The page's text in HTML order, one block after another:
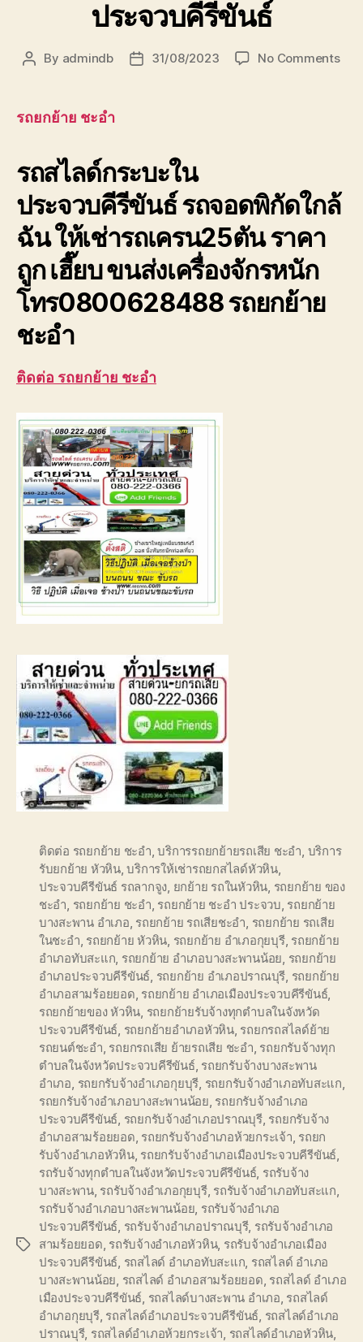
ประจวบคีรีขันธ์
Post
By admindb
Post31/08/2023 No Commentson
กระ
ใน
รถยกย้าย ชะอำ
รถสไลด์กระบะใน
ประจวบคีรีขันธ์ รถจอดพิกัดใกล้
ฉัน ให้เช่ารถเครน25ตัน ราคา
ถูก เฮี๊ยบ ขนส่งเครื่องจักรหนัก
โทร0800628488 รถยกย้าย
ชะอำ
ติดต่อ รถยกย้าย ชะอำ
Tags
ติดต่อ รถยกย้าย ชะอำ,บริการรถยกย้ายรถเสีย ชะอำ, บริการ
รับยกย้าย หัวหิน,บริการให้เช่ารถยกสไลด์หัวหิน,
ประจวบคีรีขันธ์ รถลากจูง, ยกย้าย รถในหัวหิน, รถยกย้าย ของ
ชะอำ, รถยกย้าย ชะอำ, รถยกย้าย ชะอำ ประจวบ, รถยกย้าย
บางสะพาน อำเภอ, รถยกย้าย รถเสียชะอำ, รถยกย้าย รถเสีย
ในชะอำ, รถยกย้าย หัวหิน, รถยกย้าย อำเภอกุยบุรี, รถยกย้าย
อำเภอทับสะแก, รถยกย้าย อำเภอบางสะพานน้อย, รถยกย้าย
อำเภอประจวบคีรีขันธ์, รถยกย้าย อำเภอปราณบุรี, รถยกย้าย
อำเภอสามร้อยยอด, รถยกย้าย อำเภอเมืองประจวบคีรีขันธ์,
รถยกย้ายของ หัวหิน, รถยกย้ายรับจ้างทุกตำบลในจังหวัด
ประจวบคีรีขันธ์, รถยกย้ายอำเภอหัวหิน, รถยกรถสไลด์ย้าย
รถยนต์ชะอำ, รถยกรถเสีย ย้ายรถเสีย ชะอำ, รถยกรับจ้างทุก
ตำบลในจังหวัดประจวบคีรีขันธ์, รถยกรับจ้างบางสะพาน
อำเภอ, รถยกรับจ้างอำเภอกุยบุรี, รถยกรับจ้างอำเภอทับสะแก,
รถยกรับจ้างอำเภอบางสะพานน้อย, รถยกรับจ้างอำเภอ
ประจวบคีรีขันธ์, รถยกรับจ้างอำเภอปราณบุรี, รถยกรับจ้าง
อำเภอสามร้อยยอด, รถยกรับจ้างอำเภอห้วยกระเจ้า, รถยก
รับจ้างอำเภอหัวหิน, รถยกรับจ้างอำเภอเมืองประจวบคีรีขันธ์,
รถรับจ้างทุกตำบลในจังหวัดประจวบคีรีขันธ์, รถรับจ้าง
บางสะพาน, รถรับจ้างอำเภอกุยบุรี, รถรับจ้างอำเภอทับสะแก,
รถรับจ้างอำเภอบางสะพานน้อย, รถรับจ้างอำเภอ
ประจวบคีรีขันธ์, รถรับจ้างอำเภอปราณบุรี, รถรับจ้างอำเภอ
สามร้อยยอด, รถรับจ้างอำเภอหัวหิน, รถรับจ้างอำเภอเมือง
ประจวบคีรีขันธ์, รถสไลด์ อำเภอทับสะแก, รถสไลด์ อำเภอ
บางสะพานน้อย, รถสไลด์ อำเภอสามร้อยยอด, รถสไลด์ อำเภอ
เมืองประจวบคีรีขันธ์, รถสไลด์บางสะพาน อำเภอ, รถสไลด์
อำเภอกุยบุรี, รถสไลด์อำเภอประจวบคีรีขันธ์, รถสไลด์อำเภอ
ปราณบุรี, รถสไลด์อำเภอห้วยกระเจ้า, รถสไลด์อำเภอหัวหิน,